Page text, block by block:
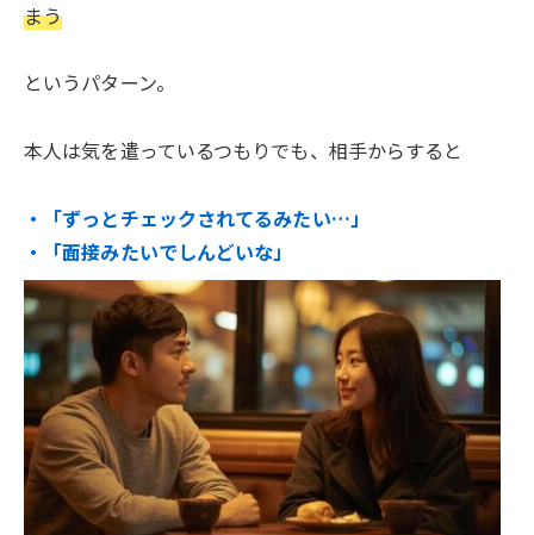
まう
というパターン。
本人は気を遣っているつもりでも、相手からすると
・「ずっとチェックされてるみたい…」
・「面接みたいでしんどいな」